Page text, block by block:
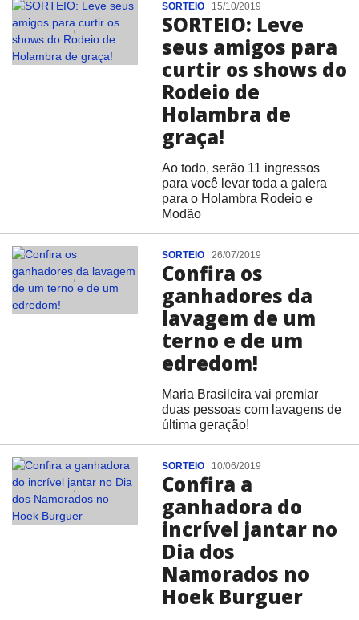
SORTEIO| 15/10/2019
SORTEIO: Leve
seus amigos para
curtir os shows do
Rodeio de
Holambra de
graça!
Ao todo, serão 11 ingressos
para você levar toda a galera
para o Holambra Rodeio e
Modão
SORTEIO| 26/07/2019
Confira os
ganhadores da
lavagem de um
terno e de um
edredom!
Maria Brasileira vai premiar
duas pessoas com lavagens de
última geração!
SORTEIO| 10/06/2019
Confira a
ganhadora do
incrível jantar no
Dia dos
Namorados no
Hoek Burguer